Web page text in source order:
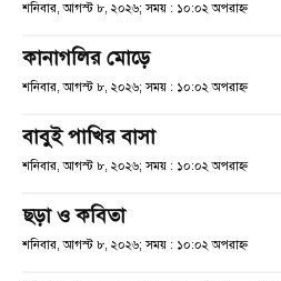
শনিবার, আগস্ট ৮, ২০২৬; সময় : ১০:০২ অপরাহ্ণ
কানাগলির মোড়ে
শনিবার, আগস্ট ৮, ২০২৬; সময় : ১০:০২ অপরাহ্ণ
বাবুই পাখির বাসা
শনিবার, আগস্ট ৮, ২০২৬; সময় : ১০:০২ অপরাহ্ণ
ছড়া ও কবিতা
শনিবার, আগস্ট ৮, ২০২৬; সময় : ১০:০২ অপরাহ্ণ